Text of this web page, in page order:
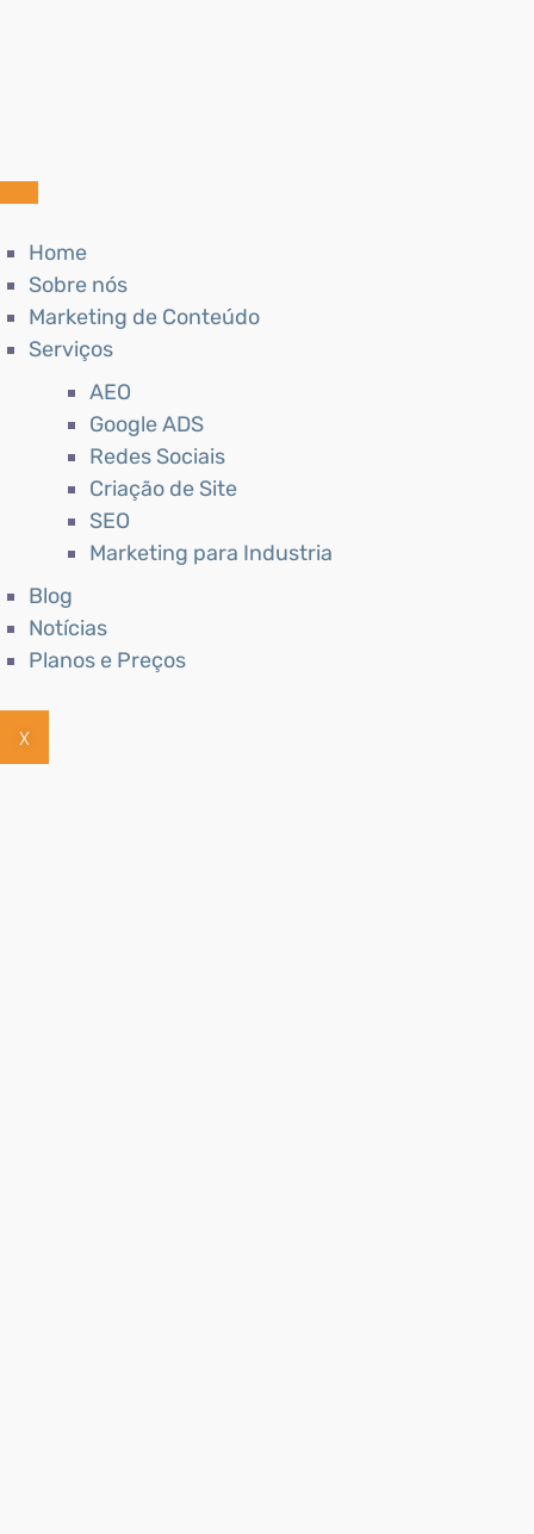
Home
Sobre nós
Marketing de Conteúdo
Serviços
AEO
Google ADS
Redes Sociais
Criação de Site
SEO
Marketing para Industria
Blog
Notícias
Planos e Preços
X